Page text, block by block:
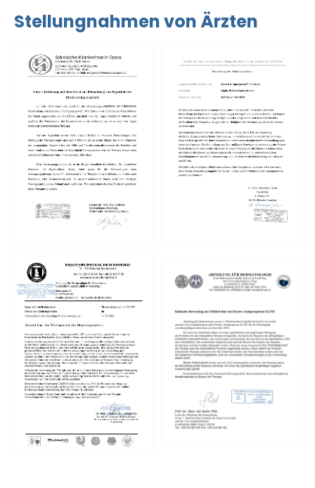
Stellungnahmen von Ärzten